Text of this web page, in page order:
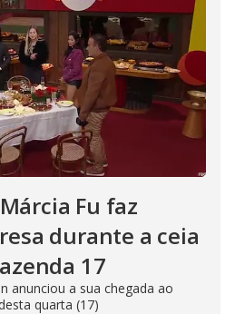
Fu faz
durante a ceia
17
anunciou a sua chegada ao
quarta (17)